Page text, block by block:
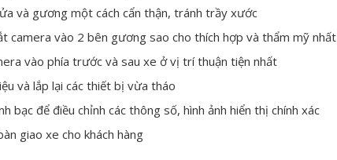
và gương một cách cẩn thận, tránh trầy xước
camera vào 2 bên gương sao cho thích hợp và thẩm mỹ nhất
vào phía trước và sau xe ở vị trí thuận tiện nhất
và lắp lại các thiết bị vừa tháo
bạc để điều chỉnh các thông số, hình ảnh hiển thị chính xác
giao xe cho khách hàng